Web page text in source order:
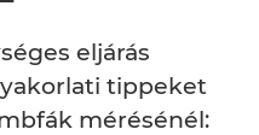
eljárás
tippeket
mérésénél: